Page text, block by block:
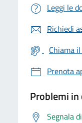
Leggi le
Richiedi
Chiama
Prenota
Problemi
Segnala